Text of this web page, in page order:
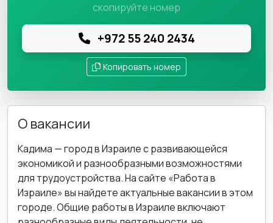
скопируйте номер
+972 55 240 2434
Копировать номер
О вакансии
Кадима — город в Израиле с развивающейся
экономикой и разнообразными возможностями
для трудоустройства. На сайте «Работа в
Израиле» вы найдете актуальные вакансии в этом
городе. Общие работы в Израиле включают